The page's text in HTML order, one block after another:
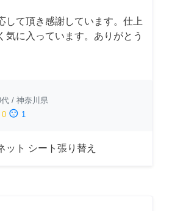
して頂き感謝しています。仕上
気に入っています。ありがとう
/ 神奈川県
0 sentiment_dissatisfied 1
ット シート張り替え